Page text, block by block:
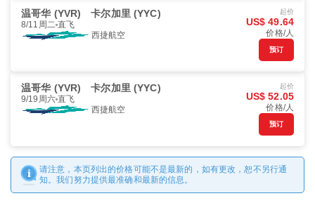
温哥华 (YVR) 卡尔加里 (YYC)
8/11周二 直飞
西捷航空
起价
US$ 49.64
价格/人
预订
温哥华 (YVR) 卡尔加里 (YYC)
9/19周六 直飞
西捷航空
起价
US$ 52.05
价格/人
预订
请注意，本页列出的价格可能不是最新的，如有更改，恕不另行通
知。我们努力提供最准确和最新的信息。